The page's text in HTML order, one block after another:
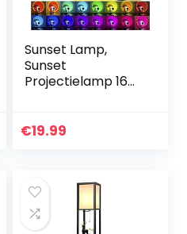
Sunset Lamp,
Sunset
Projectielamp 16
romantische
decoratie
zonsondergang
lamp
€19.99